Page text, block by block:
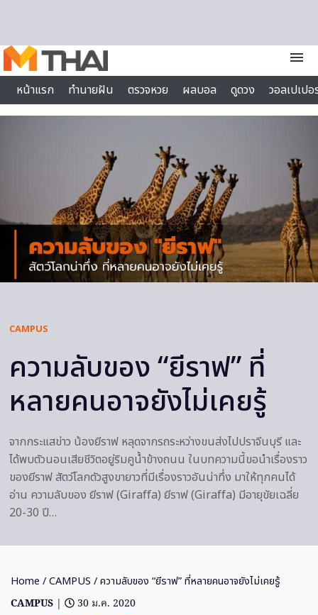
menu
หน้าแรก
ทำนายฝัน ตรวจหวย ผลบอล ดูดวง
วอลเปเป
ไลฟ์สไตล์
CAMPUS
ความลับของ “ยีราฟ” ที่
หลายคนอาจยังไม่เคยรู้
จากกระแสข่าว น้องยีราฟ หลุดจากรถระหว่างขนส่งไปปราจีนบุรี และ
ได้พบตัวนอนเสียชีวิตอยู่ริมคูน้ำข้างถนน ในบทความนี้ขอนำเรื่องราว
ของยีราฟ สัตว์โลกตัวสูงขายาวที่มีเรื่องราวอันน่าทึ่ง มาให้ทุกคนได้
อ่าน ความลับของ ยีราฟ (Giraffa) ยีราฟ (Giraffa) มีอายุขัยเฉลี่ย
20-30 ปี…
Home /CAMPUS / ความลับของ “ยีราฟ” ที่หลายคนอาจยังไม่เคยรู้
CAMPUS |
30 ม.ค. 2020